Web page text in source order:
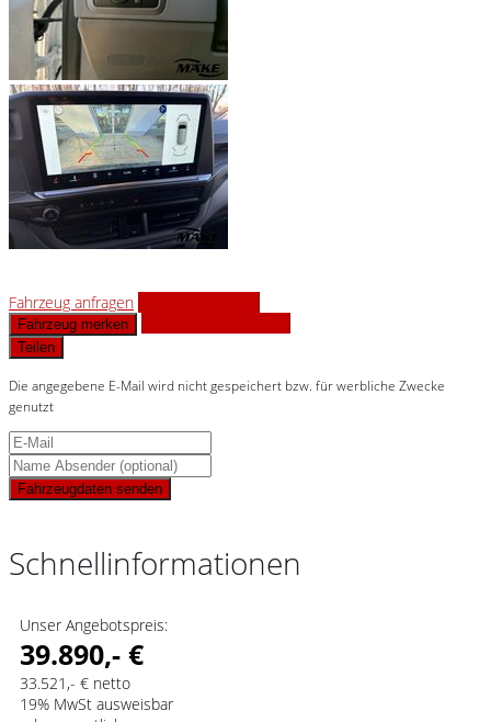
Fahrzeug anfragen
Fahrzeug merken
Teilen
Die angegebene E-Mail wird nicht gespeichert bzw. für werbliche Zwecke
genutzt
Fahrzeugdaten senden
Schnellinformationen
Unser Angebotspreis:
39.890,- €
33.521,- € netto
19% MwSt ausweisbar